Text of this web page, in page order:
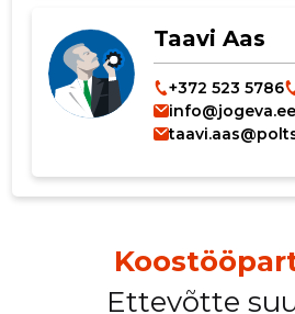
Taavi Aas
+372 523 5786
info@jogeva.ee
Ettevõtte